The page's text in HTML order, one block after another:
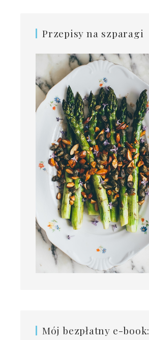
Przepisy na szparagi
Mój bezpłatny e-book: